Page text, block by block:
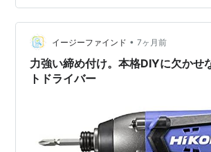
らかに余裕がある。自分の感覚だと、
ワーの中間”**って感じ。 10.8vインパク
7.2より余裕がある“ちょうどいい”ゾーン
ンパクトがハマる人 7.…
イージーファインド • 7ヶ月前
力強い締め付け。本格DIYに欠かせ
トドライバー